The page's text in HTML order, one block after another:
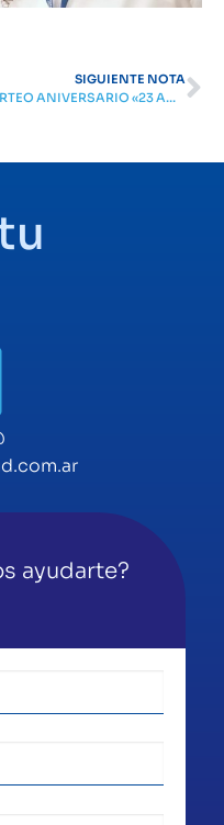
SIGUIENTE NOTA
SORTEO ANIVERSARIO «23 AÑOS CON VOS»
ayudarte?